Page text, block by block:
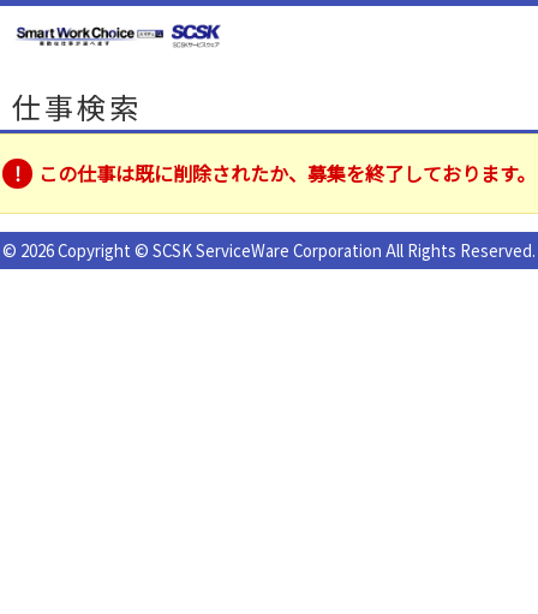
仕事検索
この仕事は既に削除されたか、募集を終了しております。
© 2026 Copyright © SCSK ServiceWare Corporation All Rights Reserved.